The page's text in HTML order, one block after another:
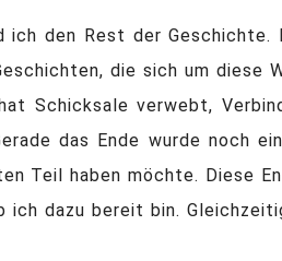
ich den Rest der
die sich um diese
Schicksale verwebt,
das Ende wurde noch
Teil haben möchte. Diese
ich dazu bereit bin.